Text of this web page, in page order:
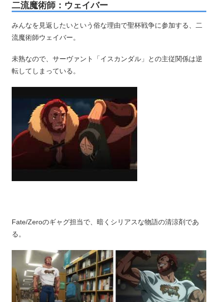
二流魔術師：ウェイバー
みんなを見返したいという俗な理由で聖杯戦争に参加する、二
流魔術師ウェイバー。
未熟なので、サーヴァント「イスカンダル」との主従関係は逆
転してしまっている。
Fate/Zeroのギャグ担当で、暗くシリアスな物語の清涼剤であ
る。